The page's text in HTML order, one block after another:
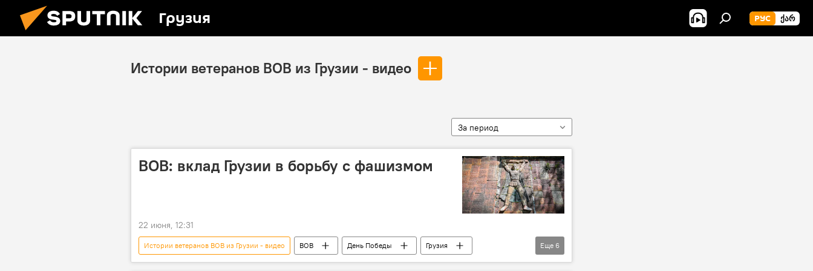
Грузия РУС ᲥᲐᲠ
Истории ветеранов ВОВ из Грузии - видео
За период
ВОВ: вклад Грузии в борьбу с фашизмом
22 июня, 12:31
Истории ветеранов ВОВ из Грузии - видео ВОВ День Победы
Грузия
Германия
Бухарест Черное море АНАЛИТИКА Россия
Война
Еще 6